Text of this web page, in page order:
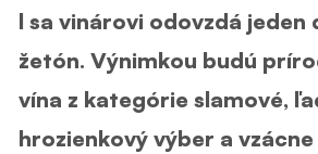
l sa vinárovi odovzdá jeden
žetón. Výnimkou budú
vína z kategórie slamové,
hrozienkový výber a